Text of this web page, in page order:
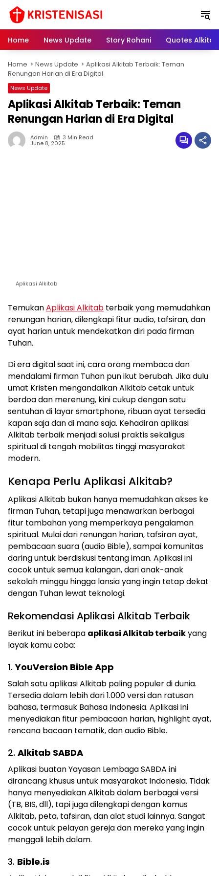
Home News Update Story Rohani Quotes Alkitab
Home News Update
Aplikasi Alkitab Terbaik: Teman
Renungan Harian di Era Digital
News Update
Aplikasi Alkitab Terbaik: Teman
Renungan Harian di Era Digital
Admin 3 Min Read
June 8, 2025
Aplikasi Alkitab
TemukanAplikasi Alkitab terbaik yang memudahkan
renungan harian, dilengkapi fitur audio, tafsiran, dan
ayat harian untuk mendekatkan diri pada firman
Tuhan.
Di era digital saat ini, cara orang membaca dan
mendalami firman Tuhan pun ikut berubah. Jika dulu
umat Kristen mengandalkan Alkitab cetak untuk
berdoa dan merenung, kini cukup dengan satu
sentuhan di layar smartphone, ribuan ayat tersedia
kapan saja dan di mana saja. Kehadiran aplikasi
Alkitab terbaik menjadi solusi praktis sekaligus
spiritual di tengah mobilitas tinggi masyarakat
modern.
Kenapa Perlu Aplikasi Alkitab?
Aplikasi Alkitab bukan hanya memudahkan akses ke
firman Tuhan, tetapi juga menawarkan berbagai
fitur tambahan yang memperkaya pengalaman
spiritual. Mulai dari renungan harian, tafsiran ayat,
pembacaan suara (audio Bible), sampai komunitas
daring untuk berdiskusi tentang iman. Aplikasi ini
cocok untuk semua kalangan, dari anak-anak
sekolah minggu hingga lansia yang ingin tetap dekat
dengan Tuhan lewat teknologi.
Rekomendasi Aplikasi Alkitab Terbaik
Berikut ini beberapa aplikasi Alkitab terbaikyang
layak kamu coba:
1.YouVersion Bible App
Salah satu aplikasi Alkitab paling populer di dunia.
Tersedia dalam lebih dari 1.000 versi dan ratusan
bahasa, termasuk Bahasa Indonesia. Aplikasi ini
menyediakan fitur pembacaan harian, highlight ayat,
rencana bacaan tematik, dan audio Bible.
2. Alkitab SABDA
Aplikasi buatan Yayasan Lembaga SABDA ini
dirancang khusus untuk masyarakat Indonesia. Tidak
hanya menyediakan Alkitab dalam berbagai versi
(TB, BIS, dll), tapi juga dilengkapi dengan kamus
Alkitab, peta, tafsiran, dan alat studi lainnya. Sangat
cocok untuk pelayan gereja dan mereka yang ingin
menggali lebih dalam.
3. Bible.is